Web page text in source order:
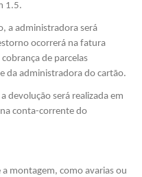
1.5.
a administradora será
ocorrerá na fatura
de parcelas
da administradora do cartão.
devolução será realizada em
conta-corrente do
montagem, como avarias ou